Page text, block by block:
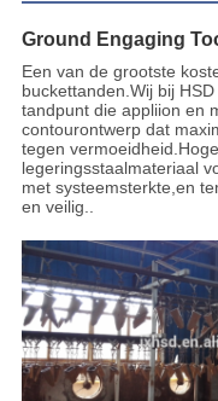
Ground Engaging
Een van de grootste
buckettanden.Wij bij
tandpunt die appliion en
contourontwerp dat
tegen
legeringsstaalmateriaal
met systeemsterkte,en
en veilig..